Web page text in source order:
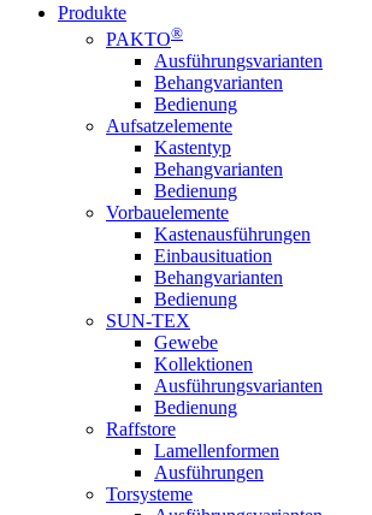
Produkte
PAKTO®
Ausführungsvarianten
Behangvarianten
Bedienung
Aufsatzelemente
Kastentyp
Behangvarianten
Bedienung
Vorbauelemente
Kastenausführungen
Einbausituation
Behangvarianten
Bedienung
SUN-TEX
Gewebe
Kollektionen
Ausführungsvarianten
Bedienung
Raffstore
Lamellenformen
Ausführungen
Torsysteme